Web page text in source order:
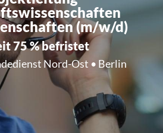
(m/w/d)
75 % befristet
Nord-Ost • Berlin